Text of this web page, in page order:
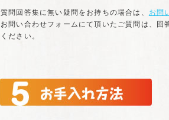
質問回答集に無い疑問をお持ちの場合は、 お問
お問い合わせフォームにて頂いたご質問は、
ください。